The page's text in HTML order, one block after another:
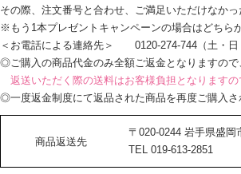
その際、注文番号と合わせ、ご満足いただけなか
※もう1本プレゼントキャンペーンの場合はどちら
＜お電話による連絡先＞ 0120-274-744（土・日
◎ご購入の商品代金のみ全額ご返金となりますので
返送いただく際の送料はお客様負担となりますの
◎一度返金制度にて返品された商品を再度ご購入
商品返送先
〒020-0244 岩手県盛
TEL 019-613-2851